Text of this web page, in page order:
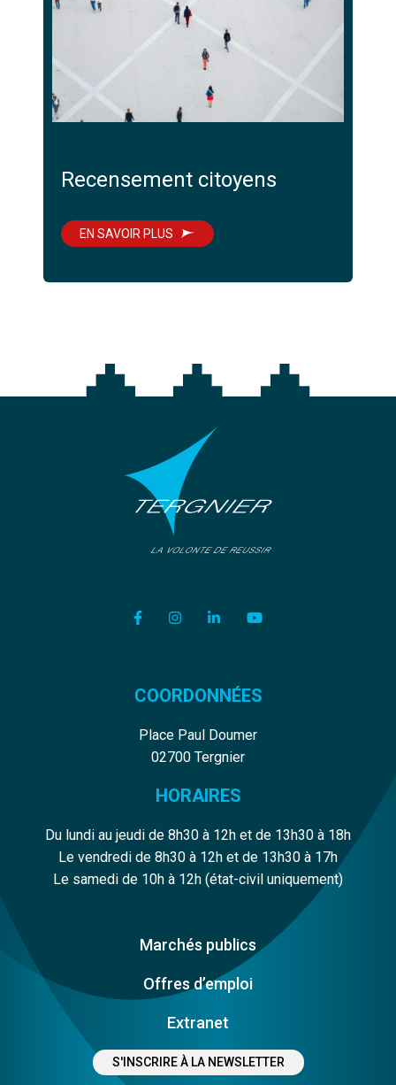
Recensement citoyens
EN SAVOIR PLUS
Lien vers le compte Facebook
Lien vers le compte Instagram
Lien vers le compte
Lien vers la chaîne
COORDONNÉES
Place Paul Doumer
02700 Tergnier
HORAIRES
Du lundi au jeudi de 8h30 à 12h et de 13h30 à 18h
Le vendredi de 8h30 à 12h et de 13h30 à 17h
Le samedi de 10h à 12h (état-civil uniquement)
Marchés publics
Offres d’emploi
Extranet
S'INSCRIRE À LA NEWSLETTER